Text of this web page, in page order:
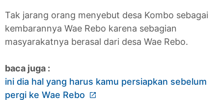
Tak jarang orang menyebut desa Kombo sebagai
kembarannya Wae Rebo karena sebagian
masyarakatnya berasal dari desa Wae Rebo.
baca juga :
ini dia hal yang harus kamu persiapkan sebelum
pergi ke Wae Rebo